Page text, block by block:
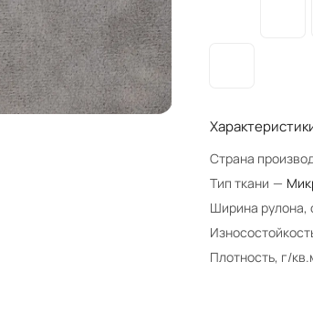
Страна
Тип ткани —
Ширина рулона,
Плотность, г/